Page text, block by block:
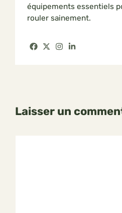
équipements essentiels
rouler sainement.
Laisser un